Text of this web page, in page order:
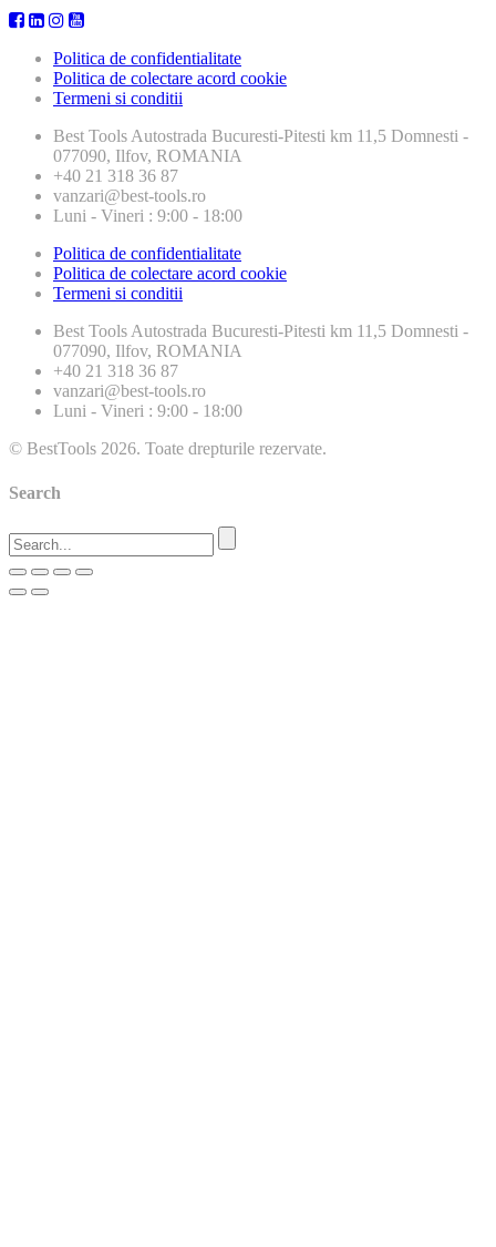
Politica de confidentialitate
Politica de colectare acord cookie
Termeni si conditii
Best ToolsAutostrada Bucuresti-Pitesti km 11,5 Domnesti -
077090, Ilfov, ROMANIA
+40 21 318 36 87
vanzari@best-tools.ro
Luni - Vineri : 9:00 - 18:00
Politica de confidentialitate
Politica de colectare acord cookie
Termeni si conditii
Best ToolsAutostrada Bucuresti-Pitesti km 11,5 Domnesti -
077090, Ilfov, ROMANIA
+40 21 318 36 87
vanzari@best-tools.ro
Luni - Vineri : 9:00 - 18:00
© BestTools 2026. Toate drepturile rezervate.
Search